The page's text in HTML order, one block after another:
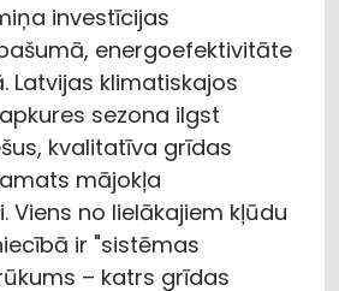
investīcijas
energoefektivitāte
Latvijas klimatiskajos
sezona ilgst
kvalitatīva grīdas
mājokļa
Viens no lielākajiem kļūdu
ir "sistēmas
– katrs grīdas